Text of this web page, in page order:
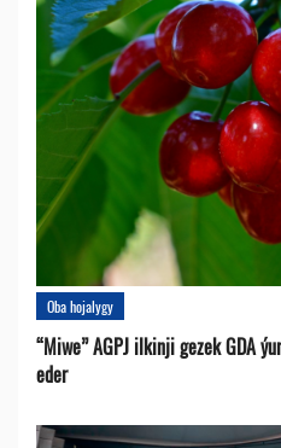
Oba hojalygy
“Miwe” AGPJ ilkinji gezek GDA
eder